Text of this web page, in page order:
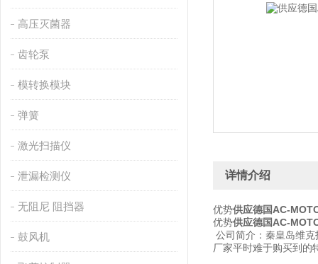
高压灭菌器
齿轮泵
模转换模块
弹簧
激光扫描仪
泄漏检测仪
无阻尼 阻挡器
鼓风机
详情介绍
优势供应德国AC-
优势供应德国AC-
公司简介：秦皇岛维
厂家平时难于购买到的